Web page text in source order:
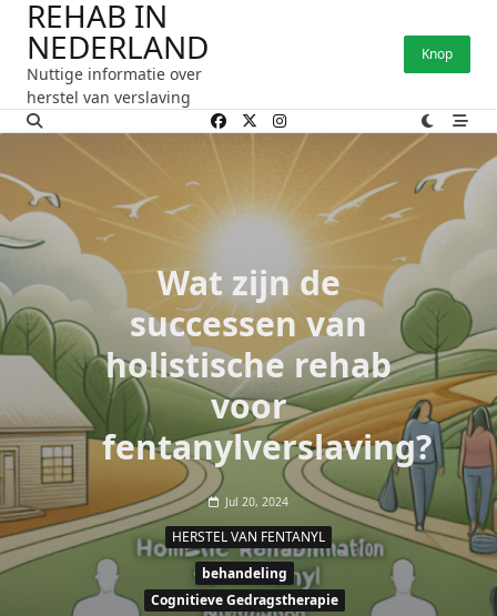
naar
inhoud
REHAB IN
NEDERLAND
Nuttige informatie over
herstel van verslaving
Knop
Wat zijn de
successen van
holistische rehab
voor
fentanylverslaving?
Jul 20, 2024
HERSTEL VAN FENTANYL
behandeling
Cognitieve Gedragstherapie